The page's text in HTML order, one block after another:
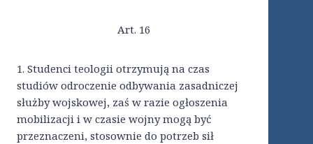
Art. 16
1. Studenci teologii otrzymują na czas
studiów odroczenie odbywania zasadniczej
służby wojskowej, zaś w razie ogłoszenia
mobilizacji i w czasie wojny mogą być
przeznaczeni, stosownie do potrzeb sił